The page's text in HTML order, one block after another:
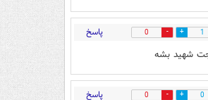
1
0 پاسخ
شهید بشه
0
0 پاسخ